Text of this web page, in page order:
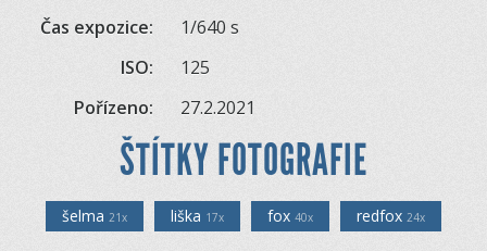
Čas expozice:
1/640 s
ISO:
125
Pořízeno:
27.2.2021
ŠTÍTKY FOTOGRAFIE
šelma 21x liška 17x fox 40x redfox 24x